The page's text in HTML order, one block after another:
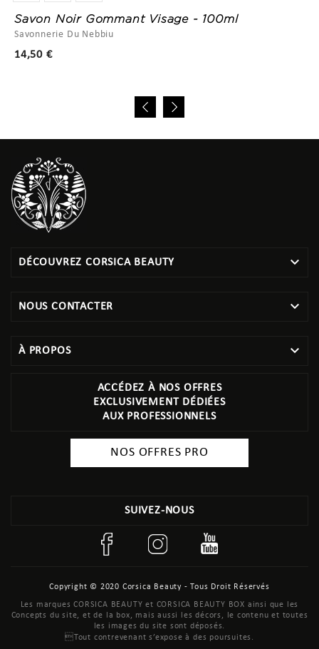
Savon Noir Gommant Visage - 100ml
Savonnerie Du Nebbiu
14,50 €
DÉCOUVREZ CORSICA BEAUTY 
NOUS CONTACTER 
À PROPOS 
ACCÉDEZ À NOS OFFRES
EXCLUSIVEMENT DÉDIÉES
AUX PROFESSIONNELS
NOS OFFRES PRO
SUIVEZ-NOUS
Copyright © 2020 Corsica Beauty - Tous Droit Réservés
Les marques CORSICA BEAUTY et CORSICA BEAUTY BOX ainsi que les
Concepts du site, et de la box, mais aussi les décors, le contenu et toutes
les images du site sont déposés.
Tout contrevenant s’expose à des poursuites.